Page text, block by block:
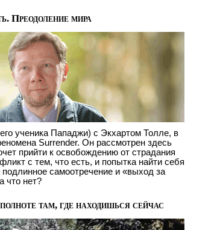
Преодоление мира
ученика Пападжи) с Экхартом Толле, в
Surrender. Он рассмотрен здесь
прийти к освобождению от страдания
с тем, что есть, и попытка найти себя
самоотречение и «выход за
что нет?
там, где находишься сейчас